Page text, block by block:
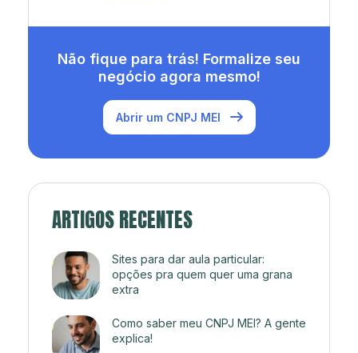
Não fique para trás! Formalize seu
negócio agora mesmo!
Abrir um CNPJ MEI
ARTIGOS RECENTES
Sites para dar aula particular:
opções pra quem quer uma grana
extra
Como saber meu CNPJ MEI? A gente
explica!